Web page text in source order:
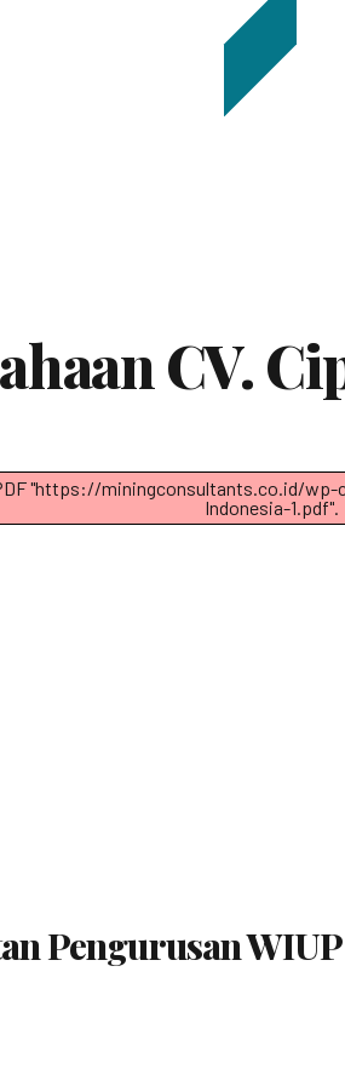
CV.
"https://miningconsultants.co.id/
Indonesia-1.pdf".
Pengurusan